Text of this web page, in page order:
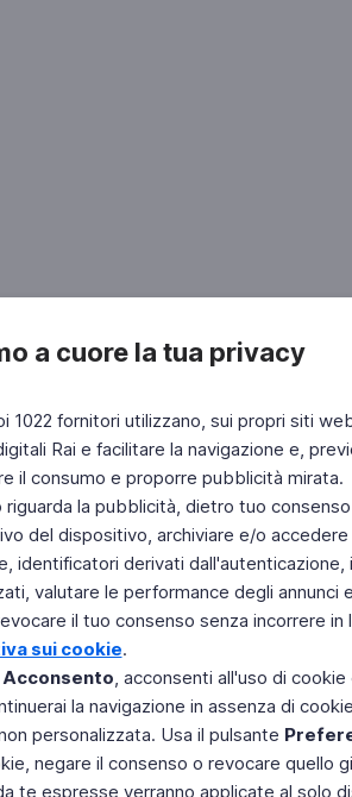
a cuore la tua privacy
1022 fornitori utilizzano, sui propri siti
Rai e facilitare la navigazione e,
il consumo e proporre pubblicità mirata.
riguarda la pubblicità, dietro tuo
del dispositivo, archiviare e/o
identificatori derivati
valutare le performance degli
il tuo consenso senza incorrere
sui cookie.
Acconsento, acconsenti all'uso di
la navigazione in assenza di
personalizzata. Usa il pulsante
negare il consenso o revocare quello
te espresse verranno applicate al solo